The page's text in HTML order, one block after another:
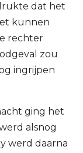
dat het
kunnen
rechter
zou
ingrijpen
ging het
alsnog
werd daarna